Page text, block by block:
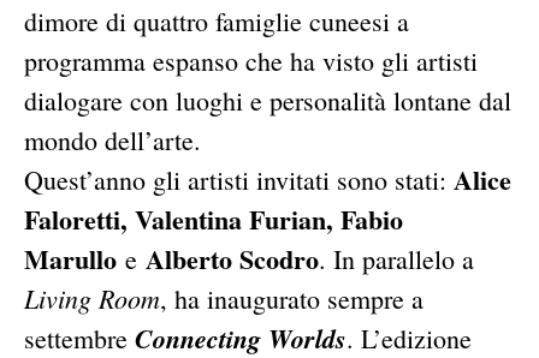
dimore di quattro famiglie cuneesi a
programma espanso che ha visto gli artisti
dialogare con luoghi e personalità lontane dal
mondo dell’arte.
Quest’anno gli artisti invitati sono stati: Alice
Faloretti, Valentina Furian, Fabio
Marullo e Alberto Scodro. In parallelo a
Living Room, ha inaugurato sempre a
settembre Connecting Worlds. L’edizione